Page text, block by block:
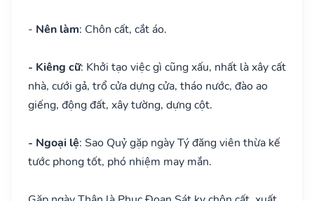
- Nên làm: Chôn cất, cắt áo.
- Kiêng cữ: Khởi tạo việc gì cũng xấu, nhất là xây cất
nhà, cưới gả, trổ cửa dựng cửa, tháo nước, đào ao
giếng, động đất, xây tường, dựng cột.
- Ngoại lệ: Sao Quỷ gặp ngày Tý đăng viên thừa kế
tước phong tốt, phó nhiệm may mắn.